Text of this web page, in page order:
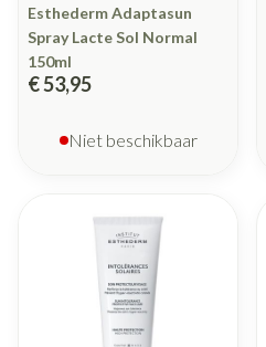
Esthederm Adaptasun
Spray Lacte Sol Normal
150ml
€ 53,95
Niet beschikbaar